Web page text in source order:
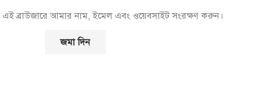
ব্রাউজারে আমার নাম, ইমেল এবং ওয়েবসাইট সংরক্ষণ করুন।